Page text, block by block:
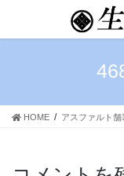
テ
ス
ゲ
ン
HOME アスファルト舗